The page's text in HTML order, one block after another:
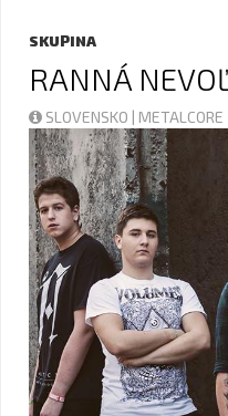
SKUPINA
RANNÁ
SLOVENSKO | METALCORE